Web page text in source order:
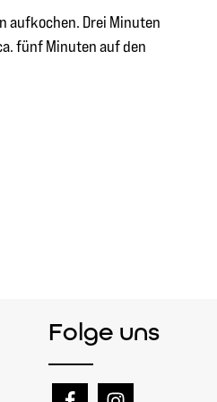
aufkochen. Drei Minuten
fünf Minuten auf den
Folge uns